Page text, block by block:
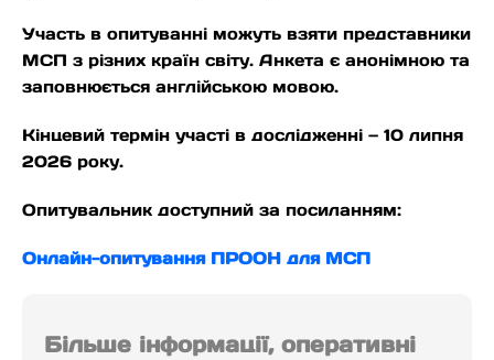
Участь в опитуванні можуть взяти представники
МСП з різних країн світу. Анкета є анонімною та
заповнюється англійською мовою.
Кінцевий термін участі в дослідженні — 10 липня
2026 року.
Опитувальник доступний за посиланням:
Онлайн-опитування ПРООН для МСП
Більше інформації, оперативні